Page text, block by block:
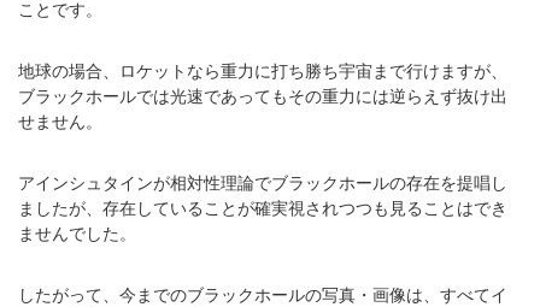
ことです。
地球の場合、ロケットなら重力に打ち勝ち宇宙まで行けますが、
ブラックホールでは光速であってもその重力には逆らえず抜け出
せません。
アインシュタインが相対性理論でブラックホールの存在を提唱し
ましたが、存在していることが確実視されつつも見ることはでき
ませんでした。
したがって、今までのブラックホールの写真・画像は、すべてイ